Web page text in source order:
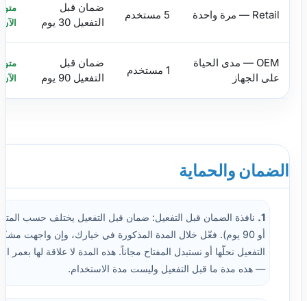
Retail — مرة واحدة 5 مستخدم
ضمان قبل
التفعيل 30 يوم
الآن
OEM — مدى الحياة
على الجهاز
1 مستخدم
ضمان قبل
التفعيل 90 يوم
الآن
الضمان والحماية
1.
أو 90 يوم). فعّل خلال المدة المذكورة في خيارك، وإن واجهت
التفعيل نحلّها أو نستبدل المفتاح مجاناً. هذه المدة لا علاقة لها بعمر
— هذه مدة ما قبل التفعيل وليست مدة الاستخدام.